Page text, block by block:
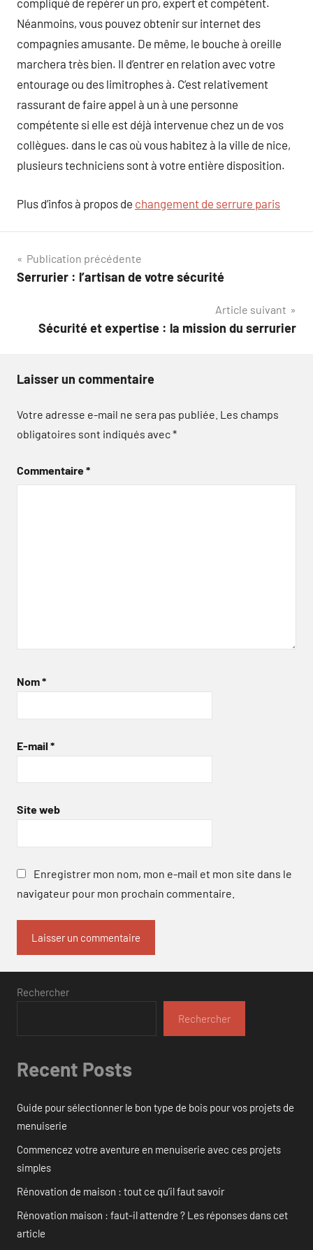
compliqué de repérer un pro, expert et compétent.
Néanmoins, vous pouvez obtenir sur internet des
compagnies amusante. De même, le bouche à oreille
marchera très bien. Il d’entrer en relation avec votre
entourage ou des limitrophes à. C’est relativement
rassurant de faire appel à un à une personne
compétente si elle est déjà intervenue chez un de vos
collègues. dans le cas où vous habitez à la ville de nice,
plusieurs techniciens sont à votre entière disposition.
Plus d’infos à propos de changement de serrure paris
Navigation
de
Publication précédente
Serrurier : l’artisan de votre sécurité
Article suivant
Sécurité et expertise : la mission du serrurier
Laisser un commentaire
Votre adresse e-mail ne sera pas publiée. Les champs
obligatoires sont indiqués avec*
Commentaire*
Nom*
E-mail *
Site web
Enregistrer mon nom, mon e-mail et mon site dans le
navigateur pour mon prochain commentaire.
Rechercher
Rechercher
Recent Posts
Guide pour sélectionner le bon type de bois pour vos projets de
menuiserie
Commencez votre aventure en menuiserie avec ces projets
simples
Rénovation de maison : tout ce qu’il faut savoir
Rénovation maison : faut-il attendre ? Les réponses dans cet
article